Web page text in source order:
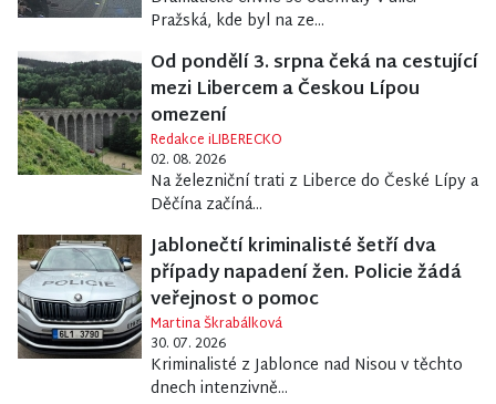
Pražská, kde byl na ze...
Od pondělí 3. srpna čeká na cestující
mezi Libercem a Českou Lípou
omezení
Redakce iLIBERECKO
02. 08. 2026
Na železniční trati z Liberce do České Lípy a
Děčína začíná...
Jablonečtí kriminalisté šetří dva
případy napadení žen. Policie žádá
veřejnost o pomoc
Martina Škrabálková
30. 07. 2026
Kriminalisté z Jablonce nad Nisou v těchto
dnech intenzivně...